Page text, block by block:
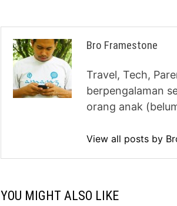
Bro Framestone
Travel, Tech,
berpengalaman
orang anak
View all posts by
YOU MIGHT ALSO LIKE